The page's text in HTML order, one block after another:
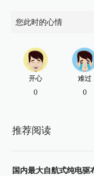
您此时的心情
开心
0
难过
0
推荐阅读
国内最大自航式纯电驱